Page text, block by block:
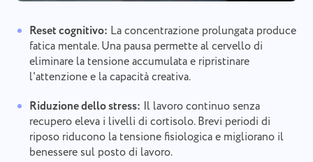
Reset cognitivo: La concentrazione prolungata produce
fatica mentale. Una pausa permette al cervello di
eliminare la tensione accumulata e ripristinare
l'attenzione e la capacità creativa.
Riduzione dello stress: Il lavoro continuo senza
recupero eleva i livelli di cortisolo. Brevi periodi di
riposo riducono la tensione fisiologica e migliorano il
benessere sul posto di lavoro.